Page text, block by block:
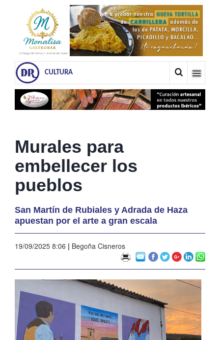
CULTURA
Murales para
embellecer los
pueblos
San Martín de Rubiales y Adrada de Haza
apuestan por el arte a gran escala
19/09/2025 8:06 | Begoña Cisneros